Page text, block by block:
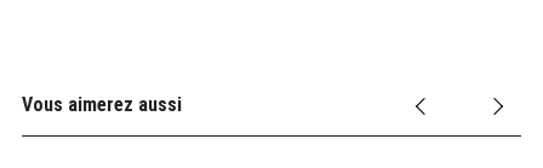
Vous aimerez aussi